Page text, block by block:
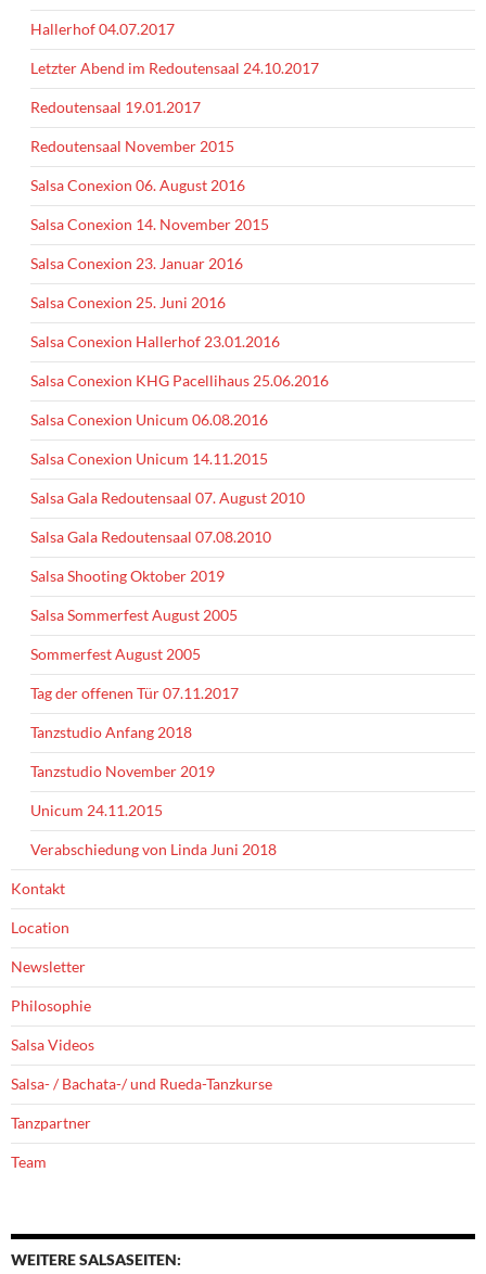
Hallerhof 04.07.2017
Letzter Abend im Redoutensaal 24.10.2017
Redoutensaal 19.01.2017
Redoutensaal November 2015
Salsa Conexion 06. August 2016
Salsa Conexion 14. November 2015
Salsa Conexion 23. Januar 2016
Salsa Conexion 25. Juni 2016
Salsa Conexion Hallerhof 23.01.2016
Salsa Conexion KHG Pacellihaus 25.06.2016
Salsa Conexion Unicum 06.08.2016
Salsa Conexion Unicum 14.11.2015
Salsa Gala Redoutensaal 07. August 2010
Salsa Gala Redoutensaal 07.08.2010
Salsa Shooting Oktober 2019
Salsa Sommerfest August 2005
Sommerfest August 2005
Tag der offenen Tür 07.11.2017
Tanzstudio Anfang 2018
Tanzstudio November 2019
Unicum 24.11.2015
Verabschiedung von Linda Juni 2018
Kontakt
Location
Newsletter
Philosophie
Salsa Videos
Salsa- / Bachata-/ und Rueda-Tanzkurse
Tanzpartner
Team
WEITERE SALSASEITEN: